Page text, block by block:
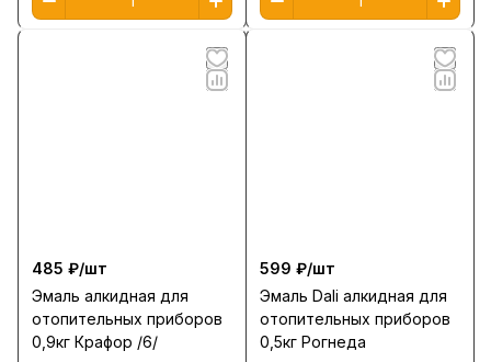
485 ₽/шт
Эмаль алкидная для
отопительных приборов
0,9кг Крафор /6/
599 ₽/шт
Эмаль Dali алкидная для
отопительных приборов
0,5кг Рогнеда